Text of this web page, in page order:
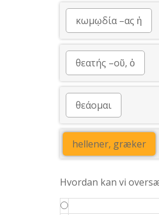
κωμῳδία –ας ἡ
θεατής –οῦ, ὁ
θεάομαι
hellener, græker
Hvordan kan vi